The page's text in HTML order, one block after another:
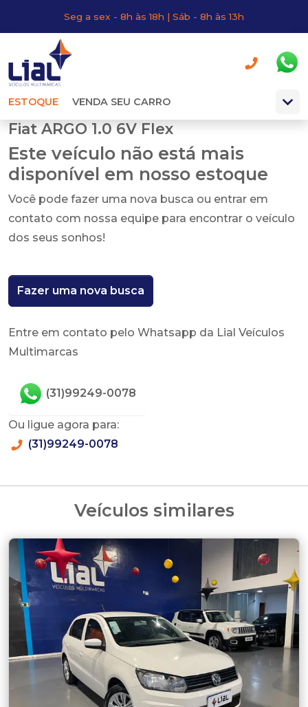
Seg a sex - 8h às 18h | Sáb - 8h às 13h
ESTOQUE VENDA SEU CARRO
Fiat ARGO 1.0 6V Flex
Este veículo não está mais
disponível em nosso estoque
Você pode fazer uma nova busca ou entrar em
contato com nossa equipe para encontrar o veículo
dos seus sonhos!
Fazer uma nova busca
Entre em contato pelo Whatsapp da Lial Veículos
Multimarcas
(31)99249-0078
Ou ligue agora para:
(31)99249-0078
Veículos similares